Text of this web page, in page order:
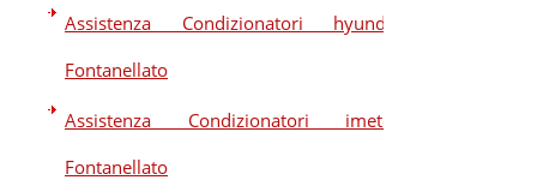
Assistenza Condizionatori hyundai
Fontanellato
Assistenza Condizionatori imetec
Fontanellato